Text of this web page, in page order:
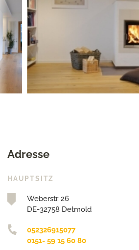
Adresse
HAUPTSITZ
Weberstr. 26
DE-32758 Detmold
052326915077
0151- 59 15 60 80